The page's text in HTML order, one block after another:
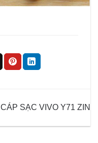
CÁP SẠC VIVO Y71 ZIN